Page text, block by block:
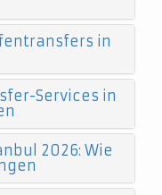
in
Services in
2026: Wie